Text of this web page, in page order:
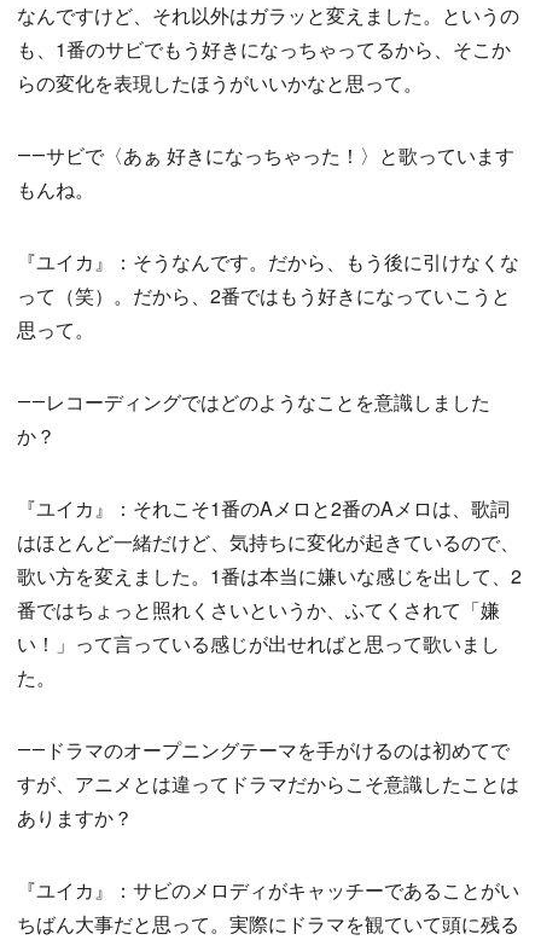
なんですけど、それ以外はガラッと変えました。というの
も、1番のサビでもう好きになっちゃってるから、そこか
らの変化を表現したほうがいいかなと思って。
――サビで〈あぁ 好きになっちゃった！〉と歌っています
もんね。
『ユイカ』：そうなんです。だから、もう後に引けなくな
って（笑）。だから、2番ではもう好きになっていこうと
思って。
――レコーディングではどのようなことを意識しました
か？
『ユイカ』：それこそ1番のAメロと2番のAメロは、歌詞
はほとんど一緒だけど、気持ちに変化が起きているので、
歌い方を変えました。1番は本当に嫌いな感じを出して、2
番ではちょっと照れくさいというか、ふてくされて「嫌
い！」って言っている感じが出せればと思って歌いまし
た。
――ドラマのオープニングテーマを手がけるのは初めてで
すが、アニメとは違ってドラマだからこそ意識したことは
ありますか？
『ユイカ』：サビのメロディがキャッチーであることがい
ちばん大事だと思って。実際にドラマを観ていて頭に残る